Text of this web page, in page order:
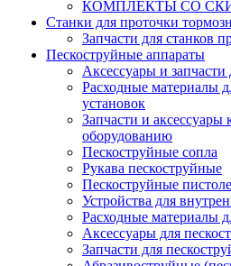
КОМПЛЕКТЫ СО
Станки для проточки
Запчасти для станков
Пескоструйные аппараты
Аксессуары и
Расходные материалы
установок
Запчасти и аксессуары
оборудованию
Пескоструйные сопла
Рукава пескоструйные
Пескоструйные
Устройства для
Расходные материалы
Аксессуары для
Запчасти для